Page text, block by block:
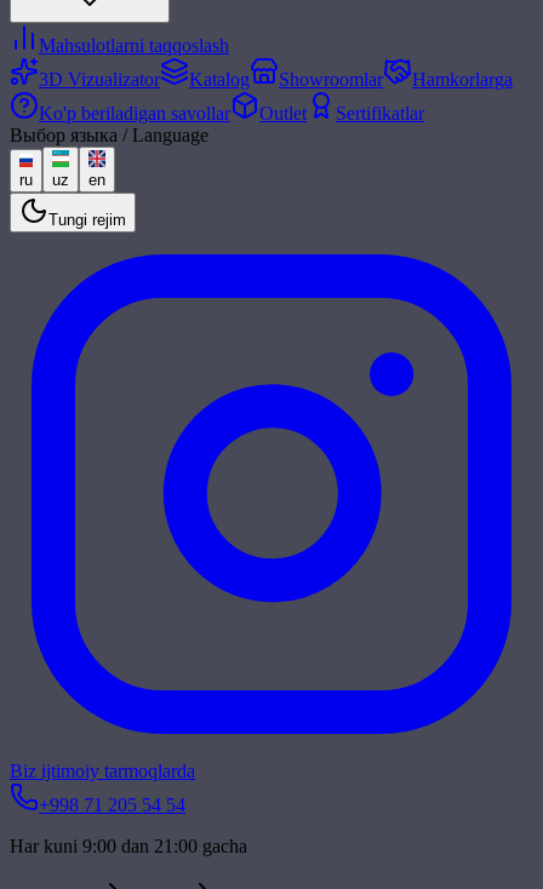
Mahsulotlarni taqqoslash
3D Vizualizator
Katalog Showroomlar
Hamkorlarga
Ko'p beriladigan savollar
Outlet
Sertifikatlar
Выбор языка / Language
ru uz en
Tungi rejim
Biz ijtimoiy tarmoqlarda
+998 71 205 54 54
Har kuni 9:00 dan 21:00 gacha